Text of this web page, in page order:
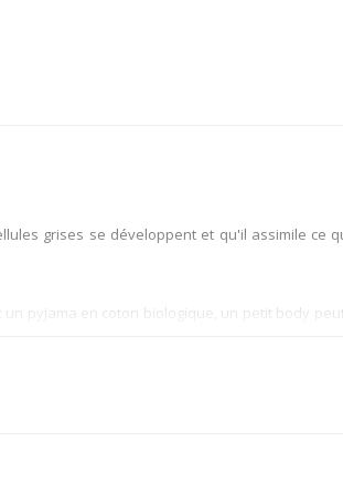
grises se développent et qu'il assimile ce
pyjama en coton biologique, un petit body